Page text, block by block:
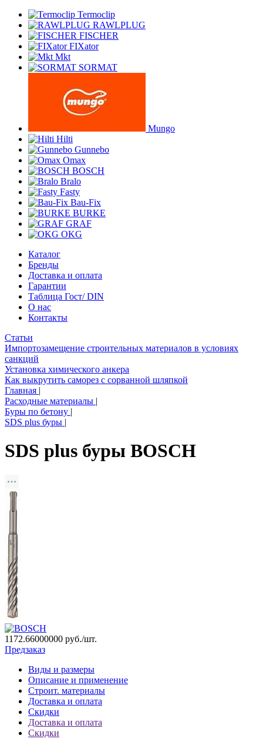
Termoclip
RAWLPLUG
FISCHER
FIXator
Mkt
SORMAT
Mungo
Hilti
Gunnebo
Omax
BOSCH
Bralo
Fasty
Bau-Fix
BURKE
GRAF
OKG
Каталог
Бренды
Доставка и оплата
Гарантии
Таблица Гост/ DIN
О нас
Контакты
Статьи
Импортозамещение строительных материалов в условиях
санкций
Установка химического анкера
Как выкрутить саморез с сорванной шляпкой
Главная |
Расходные материалы |
Буры по бетону |
SDS plus буры |
SDS plus буры BOSCH
1172.66000000 руб./шт.
Предзаказ
Виды и размеры
Описание и применение
Строит. материалы
Доставка и оплата
Скидки
Доставка и оплата
Скидки